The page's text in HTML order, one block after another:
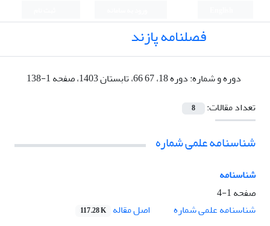
فصلنامه پازند
دوره و شماره:دوره 18، 67 66، تابستان 1403، صفحه 1-138
تعداد مقالات:
8
شناسنامه علمی شماره
شناسنامه
صفحه1-4
شناسنامه علمی شماره
اصل مقاله 117.28 K